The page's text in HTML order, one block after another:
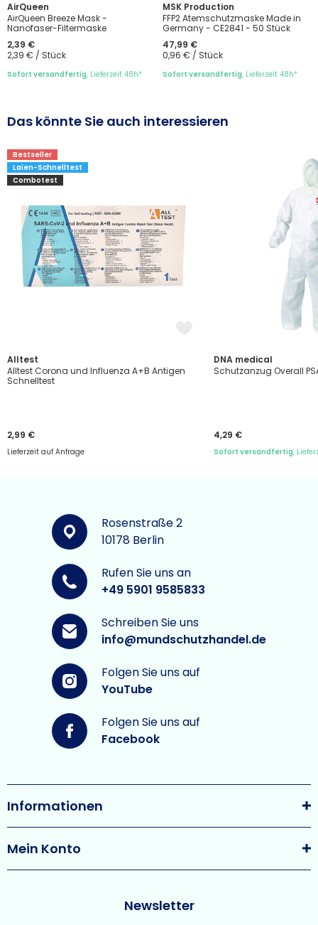
AirQueen
AirQueen Breeze Mask -
Nanofaser-Filtermaske
2,39 €
2,39 € / Stück
Sofort versandfertig, Lieferzeit 48h*
MSK Production
FFP2 Atemschutzmaske Made in
Germany - CE2841 - 50 Stück
47,99 €
0,96 € / Stück
Sofort versandfertig, Lieferzeit 48h*
Das könnte Sie auch interessieren
Bestseller
Laien-Schnelltest
Combotest
Alltest
Alltest Corona und Influenza A+B Antigen
Schnelltest
2,99 €
Lieferzeit auf Anfrage
DNA medical
Schutzanzug Overall
4,29 €
Sofort versandfertig,
Rosenstraße 2
10178 Berlin
Rufen Sie uns an
+49 5901 9585833
Schreiben Sie uns
info@mundschutzhandel.de
Folgen Sie uns auf
YouTube
Folgen Sie uns auf
Facebook
Newsletter
Informationen
Mein Konto